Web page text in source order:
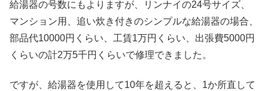
給湯器の号数にもよりますが、リンナイの24号サイズ、
マンション用、追い炊き付きのシンプルな給湯器の場合、
部品代10000円くらい、工賃1万円くらい、出張費5000円
くらいの計2万5千円くらいで修理できました。
ですが、給湯器を使用して10年を超えると、1か所直して